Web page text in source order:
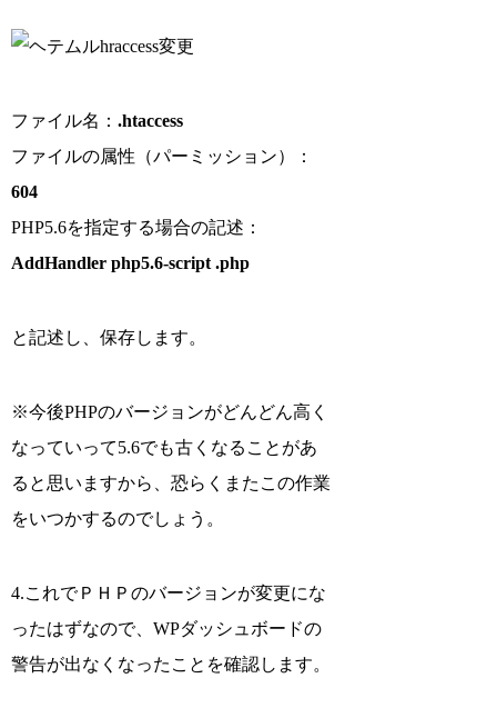
ファイル名：.htaccess
ファイルの属性（パーミッション）：
604
PHP5.6を指定する場合の記述：
AddHandler php5.6-script .php
と記述し、保存します。
※今後PHPのバージョンがどんどん高く
なっていって5.6でも古くなることがあ
ると思いますから、恐らくまたこの作業
をいつかするのでしょう。
4.これでＰＨＰのバージョンが変更にな
ったはずなので、WPダッシュボードの
警告が出なくなったことを確認します。